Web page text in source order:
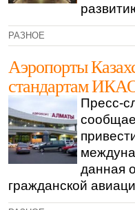
РАЗНОЕ
Аэропорты
стандартам
Пресс-
данная
гражданской